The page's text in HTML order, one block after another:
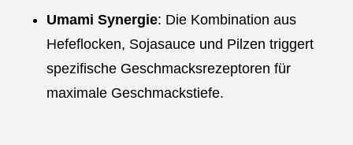
Umami Synergie: Die Kombination aus
Hefeflocken, Sojasauce und Pilzen triggert
spezifische Geschmacksrezeptoren für
maximale Geschmackstiefe.